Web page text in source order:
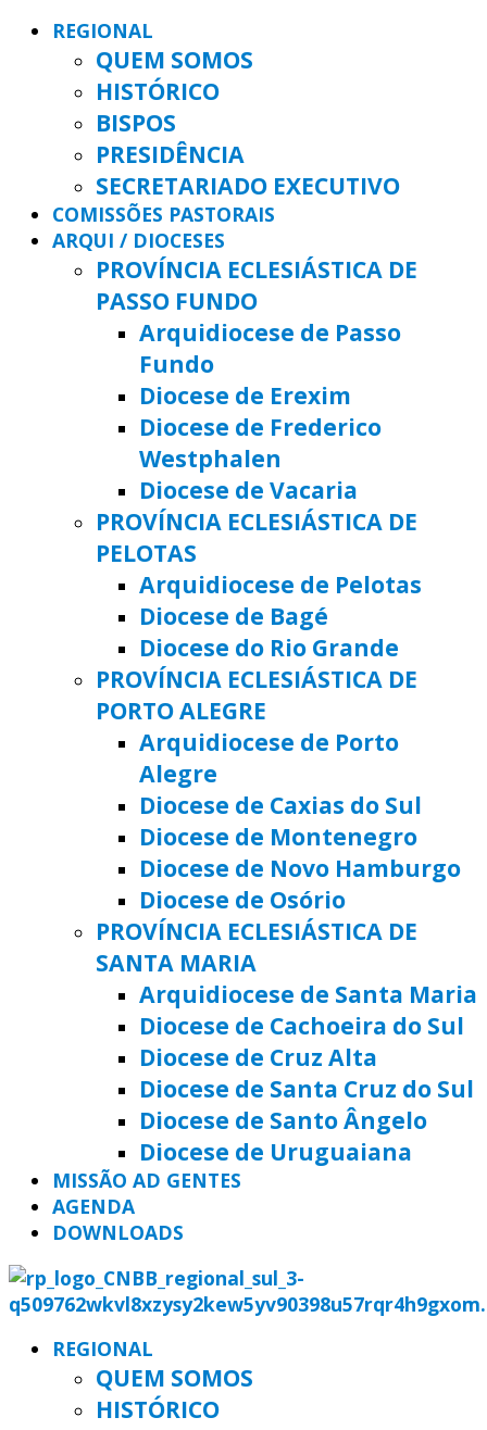
REGIONAL
QUEM SOMOS
HISTÓRICO
BISPOS
PRESIDÊNCIA
SECRETARIADO EXECUTIVO
COMISSÕES PASTORAIS
ARQUI / DIOCESES
PROVÍNCIA ECLESIÁSTICA DE
PASSO FUNDO
Arquidiocese de Passo
Fundo
Diocese de Erexim
Diocese de Frederico
Westphalen
Diocese de Vacaria
PROVÍNCIA ECLESIÁSTICA DE
PELOTAS
Arquidiocese de Pelotas
Diocese de Bagé
Diocese do Rio Grande
PROVÍNCIA ECLESIÁSTICA DE
PORTO ALEGRE
Arquidiocese de Porto
Alegre
Diocese de Caxias do Sul
Diocese de Montenegro
Diocese de Novo Hamburgo
Diocese de Osório
PROVÍNCIA ECLESIÁSTICA DE
SANTA MARIA
Arquidiocese de Santa Maria
Diocese de Cachoeira do Sul
Diocese de Cruz Alta
Diocese de Santa Cruz do Sul
Diocese de Santo Ângelo
Diocese de Uruguaiana
MISSÃO AD GENTES
AGENDA
DOWNLOADS
REGIONAL
QUEM SOMOS
HISTÓRICO